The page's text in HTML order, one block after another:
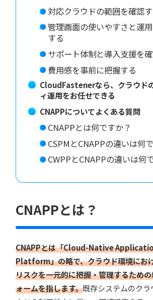
対応クラウドの範囲を確認
管理画面の使いやすさと運
する
サポート体制と導入支援を
費用感を事前に把握する
CloudFastenerなら、クラウド
ィ運用をお任せできる
CNAPPについてよくある質問
CNAPPとは何ですか？
CSPMとCNAPPの違いは何
CWPPとCNAPPの違いは何
CNAPPとは？
CNAPPとは「Cloud-Native
Platform」の略で、クラウド環境にお
リスクを一元的に把握・管理するため
ォームを指します。既存システムのク